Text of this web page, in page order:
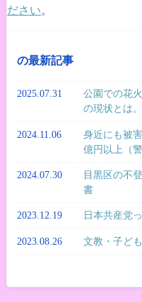
ださい。
の最新記事
2025.07.31
公園での花
の現状とは
2024.11.06
身近にも被
億円以上（
2024.07.30
目黒区の不
書
2023.12.19 日本共産党
2023.08.26 文教・子ど